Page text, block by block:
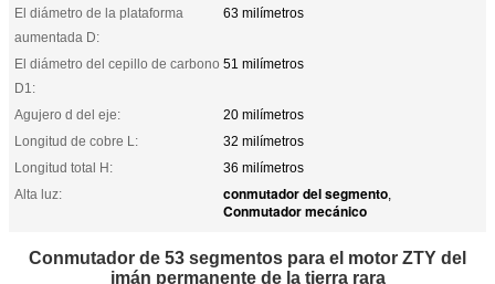
El diámetro de la plataforma
aumentada D:
63 milímetros
El diámetro del cepillo de carbono
D1:
51 milímetros
Agujero d del eje:
20 milímetros
Longitud de cobre L:
32 milímetros
Longitud total H:
36 milímetros
Alta luz:
conmutador del segmento,
Conmutador mecánico
Conmutador de 53 segmentos para el motor ZTY del
imán permanente de la tierra rara